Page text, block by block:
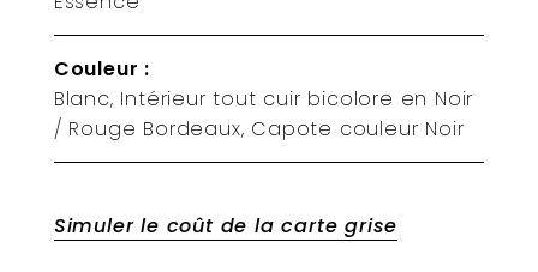
Couleur :
Blanc, Intérieur tout cuir bicolore en Noir
/ Rouge Bordeaux, Capote couleur Noir
Simuler le coût de la carte grise